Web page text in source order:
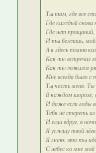
Ты там, где все
Где каждый снова
Где нет прощаний,
И ты бежишь, мой
А я здесь помню
Как ты встречал
Как ты ложился
Мне всегда было с
Ты часть меня. Ты
В каждом шорохе,
И даже если годы
Тебя не стереть
И если вдруг, в
Я услышу твой
Я знаю: это ты
С небес ко мне